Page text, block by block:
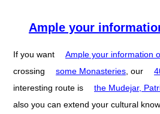
Ample your
If you want Ample your information
crossing
some Monasteries , our
interesting route is
the Mudejar,
also you can extend your cultural